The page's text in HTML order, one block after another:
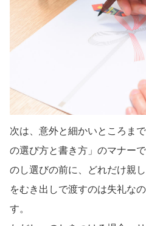
次は、意外と細かいところま
の選び方と書き方」のマナーで
のし選びの前に、どれだけ親
をむき出しで渡すのは失礼な
す。